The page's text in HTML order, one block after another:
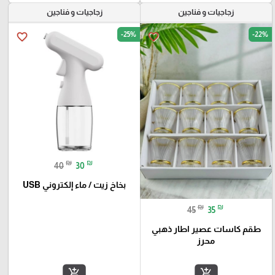
زجاجيات و فناجين
favorite_border -22%
45 ₪ 35 ₪
طقم كاسات عصير اطار ذهبي
محرز
زجاجيات و فناجين
favorite_border -25%
40 ₪ 30 ₪
بخاخ زيت / ماء إلكتروني USB